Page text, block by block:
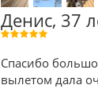
Денис, 37
Спасибо
вылетом дала